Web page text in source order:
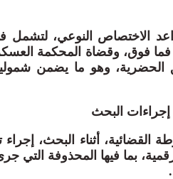
الاختصاص النوعي،
فوق، وقضاة المحكمة
الحضرية، وهو ما يضمن
إجراءات البحث
القضائية، أثناء البحث،
الرقمية، بما فيها المحذوفة